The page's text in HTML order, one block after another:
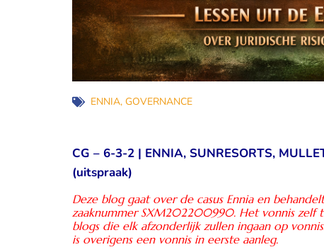
ENNIA, GOVERNANCE
CG – 6-3-2 | ENNIA, SUNRESORTS,
(uitspraak)
Deze blog gaat over de casus Ennia en
zaaknummer SXM202200990. Het vonnis zelf
blogs die elk afzonderlijk zullen ingaan op
is overigens een vonnis in eerste aanleg.